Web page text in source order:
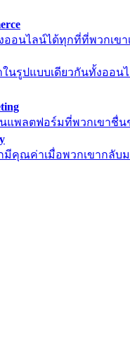
อนไลน์ได้ทุกที่ที่พวกเขา
นรูปแบบเดียวกันทั้งออน
นแพลตฟอร์มที่พวกเขาชื่น
มีคุณค่าเมื่อพวกเขากลับ